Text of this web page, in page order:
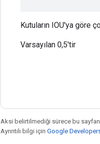
Kutuların IOU'ya göre
Varsayılan 0,5'tir
Aksi belirtilmediği sürece bu
Ayrıntılı bilgi için Google